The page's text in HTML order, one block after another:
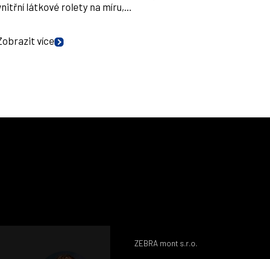
látkové rolety na míru,…
více
ZEBRA mont s.r.o.